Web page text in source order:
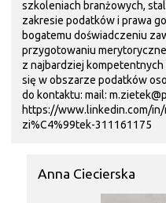
szkoleniach branżowych,
zakresie podatków i prawa
bogatemu doświadczeniu
przygotowaniu
z najbardziej
się w obszarze podatków
do kontaktu: mail:
https://www.linkedin.com/in/
zi%C4%99tek-311161175
Anna Ciecierska